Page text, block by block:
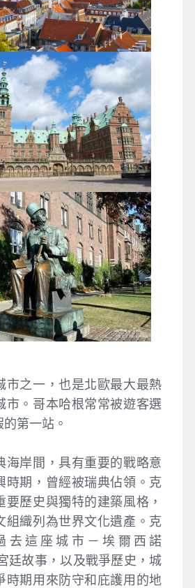
市之一，也是北歐最大最熱
市。哥本哈根常常被遊客選
第一站。
海岸間，具有重要的戰略意
時期，曾經被瑞典佔領。克
要歷史與獨特的建築風格，
組織列為世界文化遺產。克
去這座城市－埃爾西諾
廷故事，以及戰爭歷史，城
時期用來防守和庇護用的地